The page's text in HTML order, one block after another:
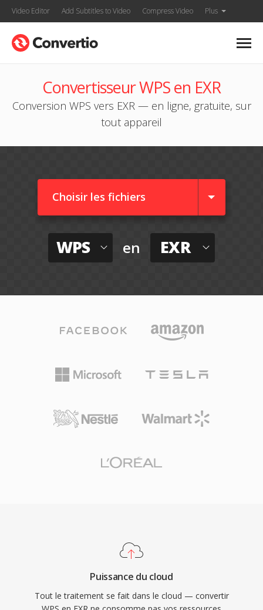
Video Editor Add Subtitles to Video Compress Video Plus
Convertisseur WPS en EXR
Conversion WPS vers EXR — en ligne, gratuite, sur
tout appareil
Choisir les fichiers
WPS en EXR
Puissance du cloud
Tout le traitement se fait dans le cloud — convertir